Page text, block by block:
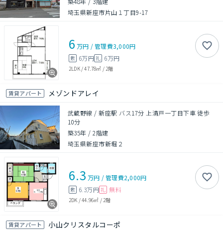
埼玉県新座市片山１丁目9-17
6 万円 /管理費3,000円
敷 6万円礼 6万円
2LDK/47.78㎡ / 2階
賃貸アパート メゾンドアレイ
武蔵野線 / 新座駅 バス17分 上清戸一丁目下車 徒歩
10分
築35年 /2階建
埼玉県新座市新堀２
6.3 万円 /管理費2,000円
敷 6.3万円 礼 無料
2DK /44.96㎡ / 2階
賃貸アパート 小山クリスタルコーポ